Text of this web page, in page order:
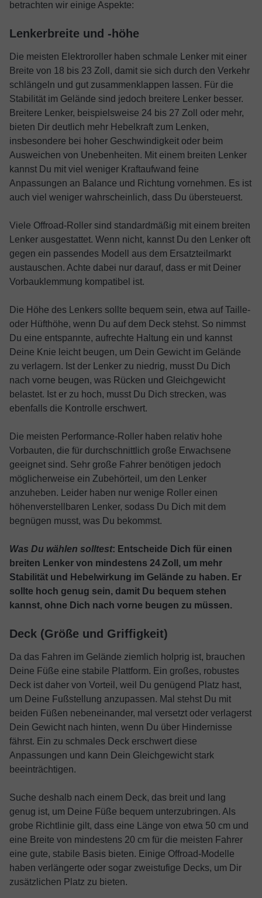
betrachten wir einige Aspekte:
Lenkerbreite und -höhe
Die meisten Elektroroller haben schmale Lenker mit einer
Breite von 18 bis 23 Zoll, damit sie sich durch den Verkehr
schlängeln und gut zusammenklappen lassen. Für die
Stabilität im Gelände sind jedoch breitere Lenker besser.
Breitere Lenker, beispielsweise 24 bis 27 Zoll oder mehr,
bieten Dir deutlich mehr Hebelkraft zum Lenken,
insbesondere bei hoher Geschwindigkeit oder beim
Ausweichen von Unebenheiten. Mit einem breiten Lenker
kannst Du mit viel weniger Kraftaufwand feine
Anpassungen an Balance und Richtung vornehmen. Es ist
auch viel weniger wahrscheinlich, dass Du übersteuerst.
Viele Offroad-Roller sind standardmäßig mit einem breiten
Lenker ausgestattet. Wenn nicht, kannst Du den Lenker oft
gegen ein passendes Modell aus dem Ersatzteilmarkt
austauschen. Achte dabei nur darauf, dass er mit Deiner
Vorbauklemmung kompatibel ist.
Die Höhe des Lenkers sollte bequem sein, etwa auf Taille-
oder Hüfthöhe, wenn Du auf dem Deck stehst. So nimmst
Du eine entspannte, aufrechte Haltung ein und kannst
Deine Knie leicht beugen, um Dein Gewicht im Gelände
zu verlagern. Ist der Lenker zu niedrig, musst Du Dich
nach vorne beugen, was Rücken und Gleichgewicht
belastet. Ist er zu hoch, musst Du Dich strecken, was
ebenfalls die Kontrolle erschwert.
Die meisten Performance-Roller haben relativ hohe
Vorbauten, die für durchschnittlich große Erwachsene
geeignet sind. Sehr große Fahrer benötigen jedoch
möglicherweise ein Zubehörteil, um den Lenker
anzuheben. Leider haben nur wenige Roller einen
höhenverstellbaren Lenker, sodass Du Dich mit dem
begnügen musst, was Du bekommst.
Was Du wählen solltest: Entscheide Dich für einen
breiten Lenker von mindestens 24 Zoll, um mehr
Stabilität und Hebelwirkung im Gelände zu haben. Er
sollte hoch genug sein, damit Du bequem stehen
kannst, ohne Dich nach vorne beugen zu müssen.
Deck (Größe und Griffigkeit)
Da das Fahren im Gelände ziemlich holprig ist, brauchen
Deine Füße eine stabile Plattform. Ein großes, robustes
Deck ist daher von Vorteil, weil Du genügend Platz hast,
um Deine Fußstellung anzupassen. Mal stehst Du mit
beiden Füßen nebeneinander, mal versetzt oder verlagerst
Dein Gewicht nach hinten, wenn Du über Hindernisse
fährst. Ein zu schmales Deck erschwert diese
Anpassungen und kann Dein Gleichgewicht stark
beeinträchtigen.
Suche deshalb nach einem Deck, das breit und lang
genug ist, um Deine Füße bequem unterzubringen. Als
grobe Richtlinie gilt, dass eine Länge von etwa 50 cm und
eine Breite von mindestens 20 cm für die meisten Fahrer
eine gute, stabile Basis bieten. Einige Offroad-Modelle
haben verlängerte oder sogar zweistufige Decks, um Dir
zusätzlichen Platz zu bieten.